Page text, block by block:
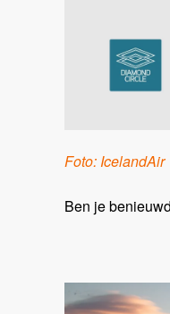
Foto: IcelandAir
Ben je